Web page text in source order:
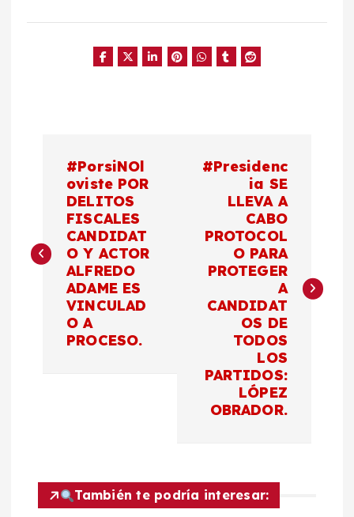
e
n
#PorsiNOl
oviste POR
DELITOS
FISCALES
CANDIDAT
O Y ACTOR
ALFREDO
ADAME ES
VINCULAD
O A
PROCESO.
#Presidenc
ia SE
LLEVA A
CABO
PROTOCOL
O PARA
PROTEGER
A
CANDIDAT
OS DE
TODOS
LOS
PARTIDOS:
LÓPEZ
OBRADOR.
También te podría interesar: